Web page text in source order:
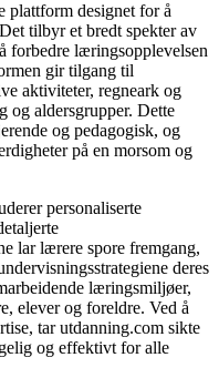
plattform designet for å
tilbyr et bredt spekter av
forbedre læringsopplevelsen
gir tilgang til
aktiviteter, regneark og
og aldersgrupper. Dette
og pedagogisk, og
på en morsom og
personaliserte
lar lærere spore fremgang,
deres
læringsmiljøer,
elever og foreldre. Ved å
tar utdanning.com sikte
og effektivt for alle